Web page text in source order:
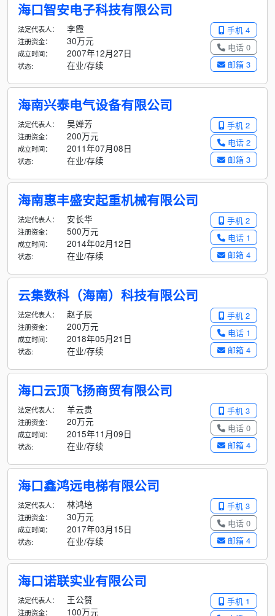
海口智安电子科技有限公司
手机 4
电话 0
邮箱 3
法定代表人： 李霞
注册资金： 30万元
成立时间： 2007年12月27日
状态: 在业/存续
海南兴泰电气设备有限公司
手机 2
电话 2
邮箱 3
法定代表人： 吴婵芳
注册资金： 200万元
成立时间： 2011年07月08日
状态: 在业/存续
海南惠丰盛安起重机械有限公司
手机 2
电话 1
邮箱 4
法定代表人： 安长华
注册资金： 500万元
成立时间： 2014年02月12日
状态: 在业/存续
云集数科（海南）科技有限公司
手机 2
电话 1
邮箱 4
法定代表人： 赵子辰
注册资金： 200万元
成立时间： 2018年05月21日
状态: 在业/存续
海口云顶飞扬商贸有限公司
手机 3
电话 0
邮箱 4
法定代表人： 羊云贵
注册资金： 20万元
成立时间： 2015年11月09日
状态: 在业/存续
海口鑫鸿远电梯有限公司
手机 3
电话 0
邮箱 4
法定代表人： 林鸿培
注册资金： 30万元
成立时间： 2017年03月15日
状态: 在业/存续
海口诺联实业有限公司
手机 1
法定代表人： 王公赞
注册资金： 100万元